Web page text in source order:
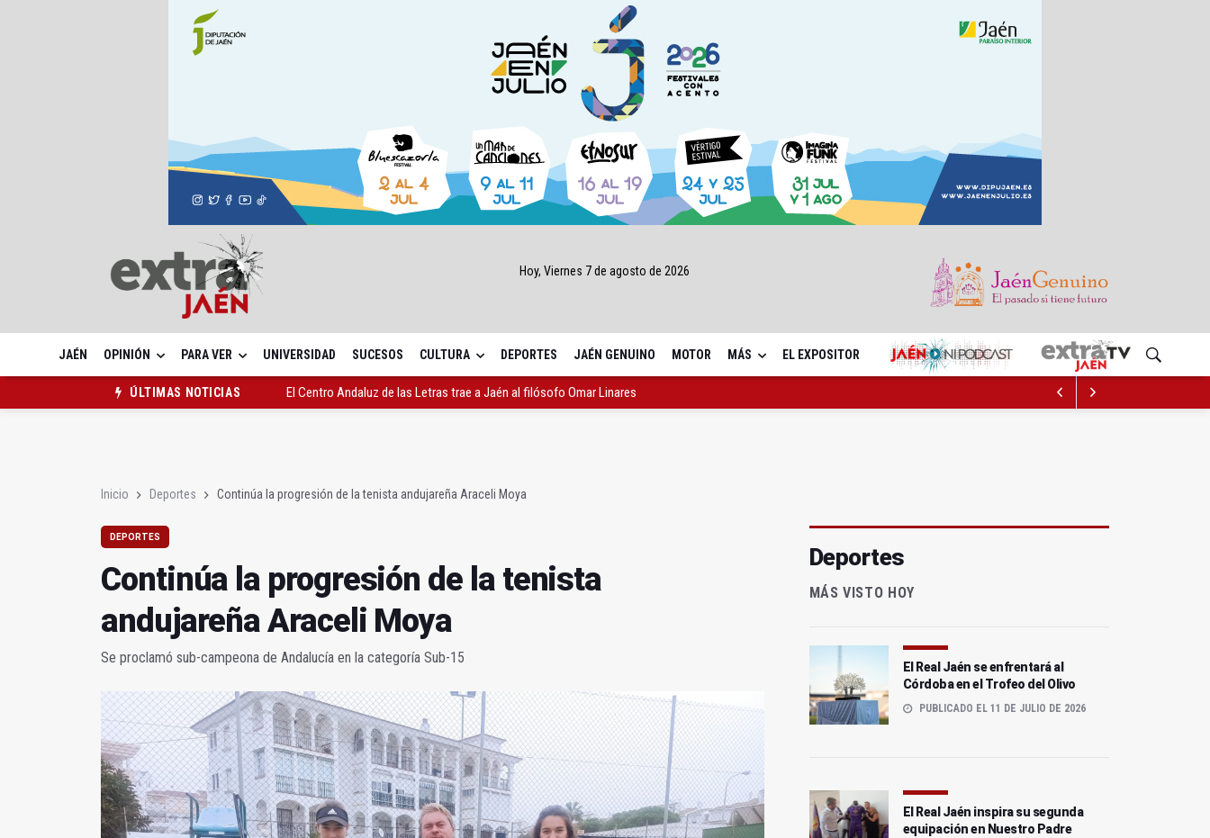
Hoy, Viernes 7 de agosto de 2026
JAÉN OPINIÓN PARA VER UNIVERSIDAD SUCESOS CULTURA DEPORTES JAÉN GENUINO MOTOR MÁS EL EXPOSITOR
ÚLTIMAS NOTICIAS
El Centro Andaluz de las Letras trae a Jaén al filósofo Omar Linares
Roban joyas de la Virgen de la Fuensanta Coronada de Alcaudete
Inicio Deportes Continúa la progresión de la tenista andujareña Araceli Moya
DEPORTES
Continúa la progresión de la tenista
andujareña Araceli Moya
Se proclamó sub-campeona de Andalucía en la categoría Sub-15
Deportes
MÁS VISTO HOY
El Real Jaén se enfrentará al
Córdoba en el Trofeo del Olivo
PUBLICADO EL 11 DE JULIO DE 2026
El Real Jaén inspira su segunda
equipación en Nuestro Padre